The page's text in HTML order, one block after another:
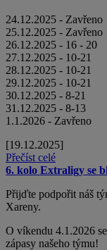
24.12.2025 - Zavřeno
25.12.2025 - Zavřeno
26.12.2025 - 16 - 20
27.12.2025 - 10-21
28.12.2025 - 10-21
29.12.2025 - 10-21
30.12.2025 - 8-21
31.12.2025 - 8-13
1.1.2026 - Zavřeno
[19.12.2025]
Přečíst celé
6. kolo Extraligy se
Přijďte podpořit náš
Xareny.
O víkendu 4.1.2026
zápasy našeho týmu!